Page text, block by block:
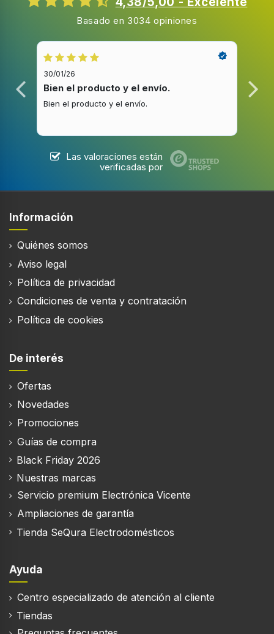
P A
Dimensiones (cm)
5.2
Altura
59 Ancho
52 Profundidad
Tipo de
Número de
Tipo de display
Características